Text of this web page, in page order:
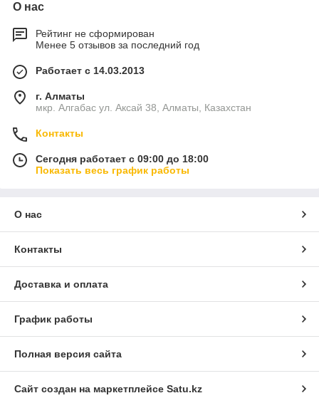
О нас
Рейтинг не сформирован
Менее 5 отзывов за последний год
Работает с 14.03.2013
г. Алматы
мкр. Алгабас ул. Аксай 38, Алматы, Казахстан
Контакты
Сегодня работает с 09:00 до 18:00
Показать весь график работы
О нас
Контакты
Доставка и оплата
График работы
Полная версия сайта
Сайт создан на маркетплейсе Satu.kz